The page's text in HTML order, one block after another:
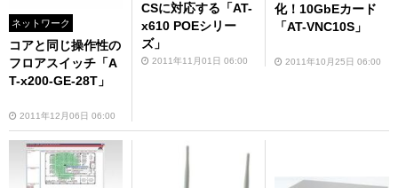
ネットワーク
コアと同じ操作性の
フロアスイッチ「A
T-x200-GE-28T」
2011年12月06日 06:00
CSに対応する「AT-
x610 POEシリー
ズ」
2011年11月01日 06:00
化！10GbEカード
「AT-VNC10S」
2011年10月25日 06:00